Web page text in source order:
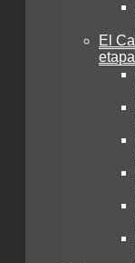
El